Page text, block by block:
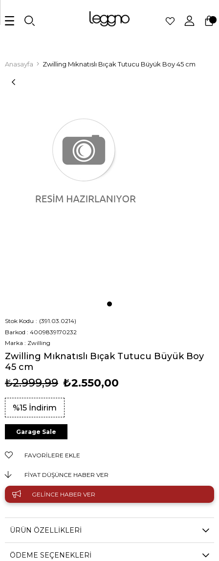
Anasayfa Zwilling Mıknatıslı Bıçak Tutucu Büyük Boy 45 cm
Stok Kodu
(391.03.0214)
Barkod : 4009839170232
Marka : Zwilling
Zwilling Mıknatıslı Bıçak Tutucu Büyük Boy
45 cm
%15 İndirim
₺2.999,99 ₺2.550,00
Garage Sale
FAVORILERE EKLE
FIYAT DÜŞÜNCE HABER VER
GELINCE HABER VER
ÜRÜN ÖZELLIKLERI
ÖDEME SEÇENEKLERI